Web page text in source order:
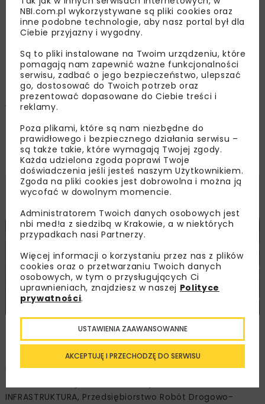
OPUBLIKOWANO: 02.09.2024
Łódzki Oddział GDDKiA otworzył oferty w
przetargu na zaprojektowanie i budowę
obwodnicy Srocka w ciągu wspólnego
przebiegu dróg krajowych nr 12 i 91. W przetargu
wpłynęło sześć ofert. Cztery oferty mieszczą
się budżecie drogowców (107 mln zł), jaką
zamierzają przeznaczyć na realizację
inwestycji.
Zdjęcie: GDDKiA O/Łódź, www.gov.pl/web/gddkia-lodz/
Najtańszą ofertę złożył spółka Budimex na kwotę blisko
INFRASTRUKTURA, Przedsiębiorstwo Robót Drogowo-
NBI.com.pl wykorzystywane są pliki cookies oraz
inne podobne technologie, aby nasz portal był dla
Ciebie przyjazny i wygodny.
Są to pliki instalowane na Twoim urządzeniu, które
pomagają nam zapewnić ważne funkcjonalności
serwisu, zadbać o jego bezpieczeństwo, ulepszać
go, dostosować do Twoich potrzeb oraz
prezentować dopasowane do Ciebie treści i
reklamy.
Poza plikami, które są nam niezbędne do
prawidłowego i bezpiecznego działania serwisu –
są także takie, które wymagają Twojej zgody.
Każda udzielona zgoda poprawi Twoje
doświadczenia jeśli jesteś naszym Użytkownikiem.
Zgoda na pliki cookies jest dobrowolna i można ją
wycofać w dowolnym momencie.
Administratorem Twoich danych osobowych jest
nbi med!a z siedzibą w Krakowie, a w niektórych
przypadkach nasi Partnerzy.
Więcej informacji o korzystaniu przez nas z plików
cookies oraz o przetwarzaniu Twoich danych
osobowych, w tym o przysługujących Ci
uprawnieniach, znajdziesz w naszej Polityce
prywatności.
AKCEPTUJĘ I PRZECHODZĘ DO SERWISU
USTAWIENIA ZAAWANSOWANNE